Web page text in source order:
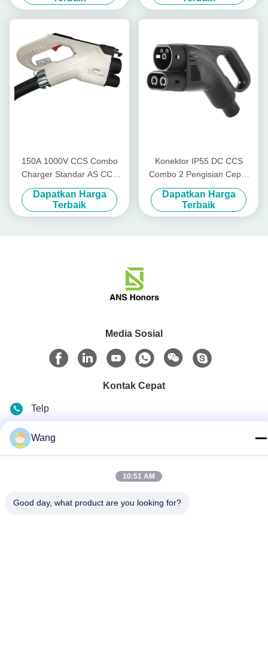
150A 1000V CCS Combo
Charger Standar AS CCS
Combo 1 Plug Pengisian
Cepat
Dapatkan Harga
Terbaik
Konektor IP55 DC CCS
Combo 2 Pengisian Cepat
3200V EV Tipe 2 Plug
Dapatkan Harga
Terbaik
Media Sosial
Kontak Cepat
Telp
No.1, Lantai 3, No.
Wang
10:51 AM
Good day, what product are you looking for?